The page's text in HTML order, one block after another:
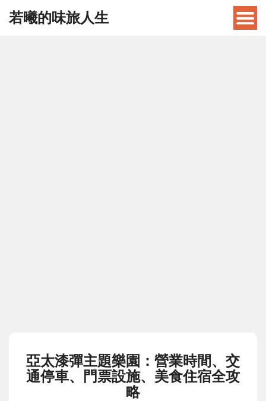
若曦的味旅人生
亞太漆彈主題樂園：營業時間、交
通停車、門票設施、美食住宿全攻
略